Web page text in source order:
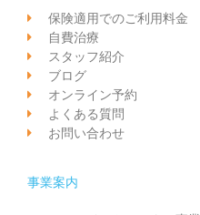
保険適用でのご利用料金
自費治療
スタッフ紹介
ブログ
オンライン予約
よくある質問
お問い合わせ
事業案内